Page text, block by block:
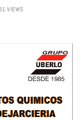
VIEWS